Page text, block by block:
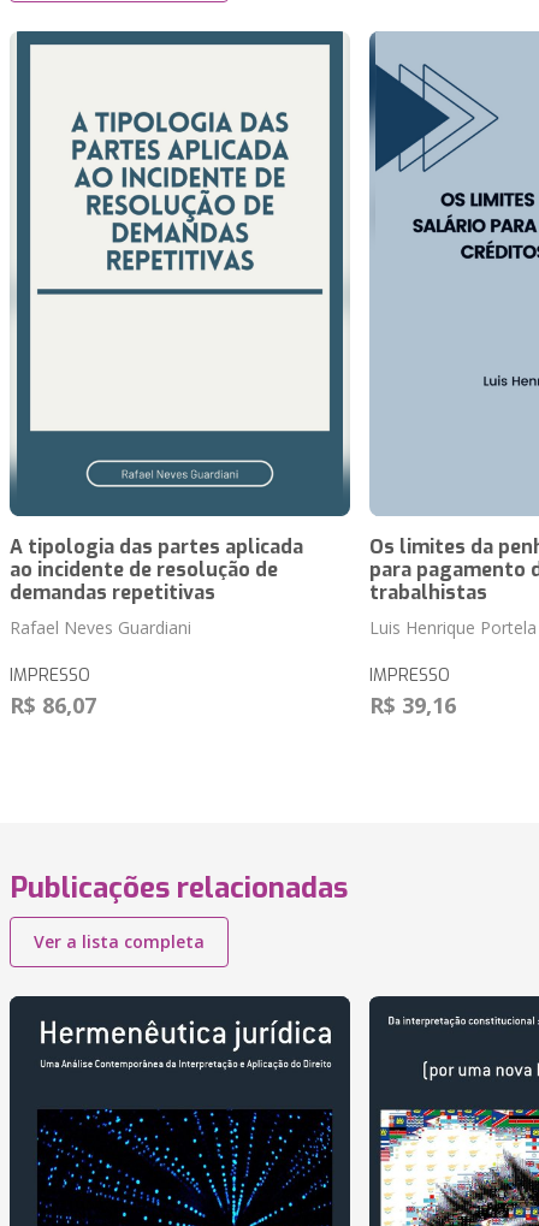
A tipologia das partes aplicada
ao incidente de resolução de
demandas repetitivas
Rafael Neves Guardiani
IMPRESSO
R$ 86,07
Os limites da
para pagamento
trabalhistas
Luis Henrique
IMPRESSO
R$ 39,16
Publicações relacionadas
Ver a lista completa